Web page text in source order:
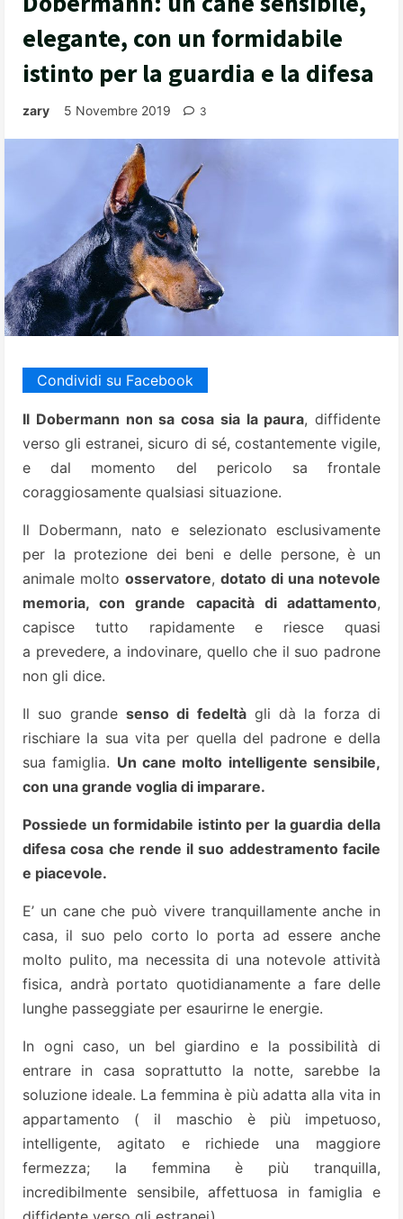
elegante, con un formidabile
istinto per la guardia e la difesa
zary 5 Novembre 2019 3
Condividi su Facebook
Il Dobermann non sa cosa sia la paura, diffidente
verso gli estranei, sicuro di sé, costantemente vigile,
e dal momento del pericolo sa frontale
coraggiosamente qualsiasi situazione.
Il Dobermann, nato e selezionato esclusivamente
per la protezione dei beni e delle persone, è un
animale molto osservatore, dotato di una notevole
memoria, con grande capacità di adattamento,
capisce tutto rapidamente e riesce quasi
a prevedere, a indovinare, quello che il suo padrone
non gli dice.
Il suo grandesenso di fedeltàgli dà la forza di
rischiare la sua vita per quella del padrone e della
sua famiglia. Un cane molto intelligente sensibile,
con una grande voglia di imparare.
Possiede un formidabile istinto per la guardia della
difesa cosa che rende il suo addestramento facile
e piacevole.
E’ un cane che può vivere tranquillamente anche in
casa, il suo pelo corto lo porta ad essere anche
molto pulito, ma necessita di una notevole attività
fisica, andrà portato quotidianamente a fare delle
lunghe passeggiate per esaurirne le energie.
In ogni caso, un bel giardino e la possibilità di
entrare in casa soprattutto la notte, sarebbe la
soluzione ideale. La femmina è più adatta alla vita in
appartamento ( il maschio è più impetuoso,
intelligente, agitato e richiede una maggiore
fermezza; la femmina è più tranquilla,
incredibilmente sensibile, affettuosa in famiglia e